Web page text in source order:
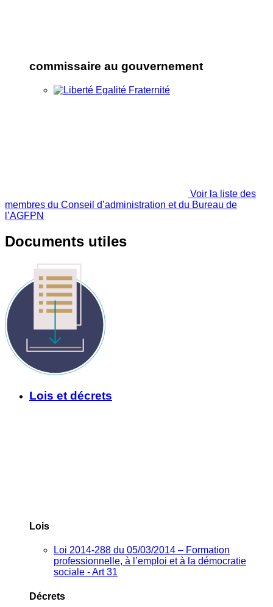
commissaire au gouvernement
Voir la liste des
membres du Conseil d’administration et du Bureau de
l’AGFPN
Documents utiles
Lois et décrets
Lois
Loi 2014-288 du 05/03/2014 – Formation
professionnelle, à l’emploi et à la démocratie
sociale - Art 31
Décrets